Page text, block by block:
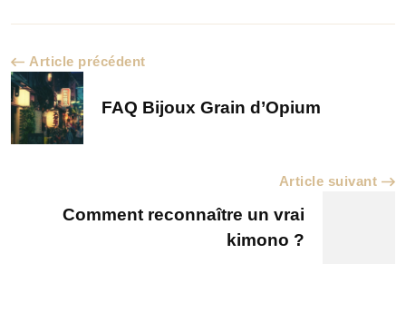
Navigation
d’article
Article précédent
FAQ Bijoux Grain d’Opium
Article suivant
Comment reconnaître un vrai
kimono ?